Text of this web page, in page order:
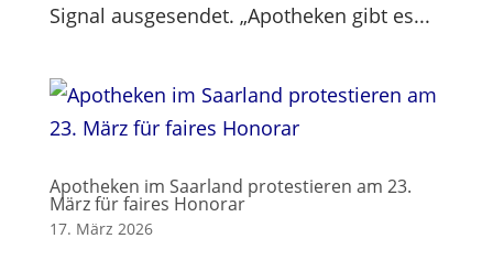
Signal ausgesendet. „Apotheken gibt es...
Apotheken im Saarland protestieren am 23.
März für faires Honorar
17. März 2026